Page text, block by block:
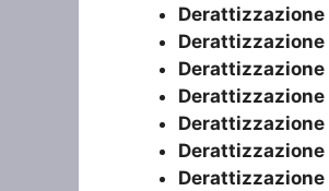
Derattizzazione
Derattizzazione
Derattizzazione